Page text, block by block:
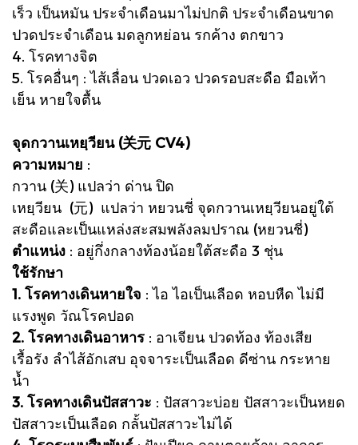
เร็ว เป็นหมัน ประจำเดือนมาไม่ปกติ ประจำเดือนขาด
ปวดประจำเดือน มดลูกหย่อน รกค้าง ตกขาว
4. โรคทางจิต
5. โรคอื่นๆ : ไส้เลื่อน ปวดเอว ปวดรอบสะดือ มือเท้า
เย็น หายใจตื้น
จุดกวานเหยฺวียน (关元 CV4)
ความหมาย :
กวาน (关) แปลว่า ด่าน ปิด
เหยฺวียน (元) แปลว่า หยวนชี่ จุดกวานเหยฺวียนอยู่ใต้
สะดือและเป็นแหล่งสะสมพลังลมปราณ (หยวนชี่)
ตำแหน่ง : อยู่กึ่งกลางท้องน้อยใต้สะดือ 3 ชุ่น
ใช้รักษา
1. โรคทางเดินหายใจ : ไอ ไอเป็นเลือด หอบหืด ไม่มี
แรงพูด วัณโรคปอด
2. โรคทางเดินอาหาร : อาเจียน ปวดท้อง ท้องเสีย
เรื้อรัง ลำไส้อักเสบ อุจจาระเป็นเลือด ดีซ่าน กระหาย
น้ำ
3. โรคทางเดินปัสสาวะ : ปัสสาวะบ่อย ปัสสาวะเป็นหยด
ปัสสาวะเป็นเลือด กลั้นปัสสาวะไม่ได้